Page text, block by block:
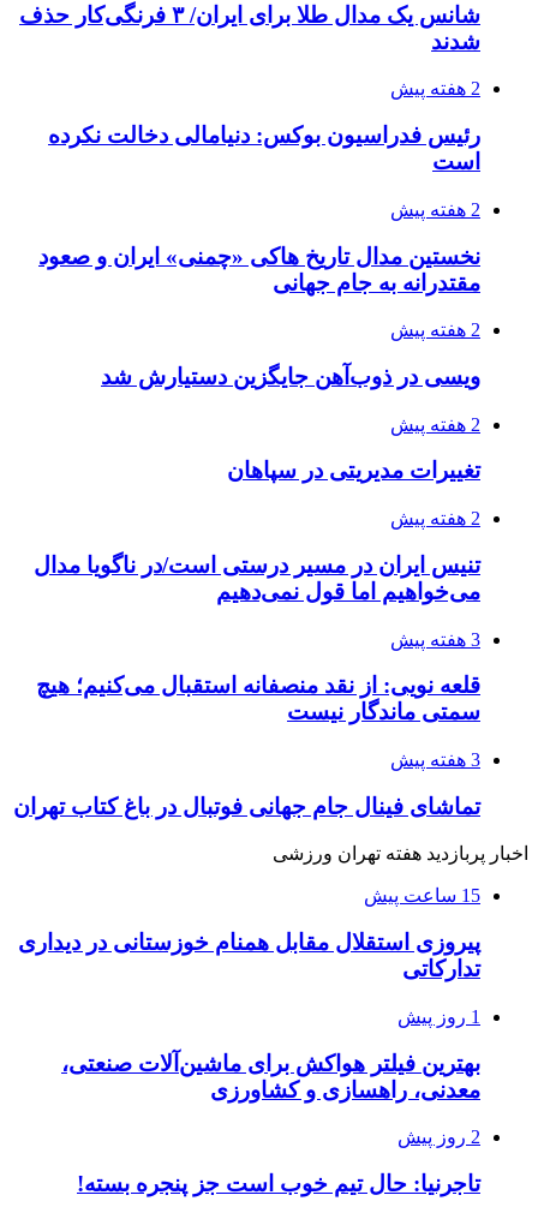
شانس یک مدال طلا برای ایران/ ۳ فرنگی‌کار حذف
شدند
2 هفته پیش
رئیس فدراسیون بوکس: دنیامالی دخالت نکرده
است
2 هفته پیش
نخستین مدال تاریخ هاکی «چمنی» ایران و صعود
مقتدرانه به جام جهانی
2 هفته پیش
ویسی در ذوب‌آهن جایگزین دستیارش شد
2 هفته پیش
تغییرات مدیریتی در سپاهان
2 هفته پیش
تنیس ایران در مسیر درستی است/در ناگویا مدال
می‌خواهیم اما قول نمی‌دهیم
3 هفته پیش
قلعه نویی: از نقد منصفانه استقبال می‌کنیم؛ هیچ
سمتی ماندگار نیست
3 هفته پیش
تماشای فینال جام جهانی فوتبال در باغ کتاب تهران
اخبار پربازدید هفته تهران ورزشی
15 ساعت پیش
پیروزی استقلال مقابل همنام خوزستانی در دیداری
تدارکاتی
1 روز پیش
بهترین فیلتر هواکش برای ماشین‌آلات صنعتی،
معدنی، راهسازی و کشاورزی
2 روز پیش
تاجرنیا: حال تیم خوب است جز پنجره بسته!